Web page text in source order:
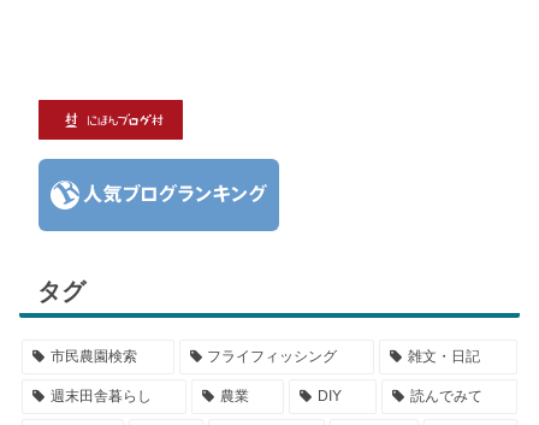
タグ
市民農園検索 フライフィッシング 雑文・日記
週末田舎暮らし 農業 DIY 読んでみて